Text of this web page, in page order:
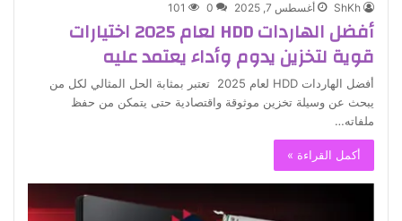
ShKh أغسطس 7, 2025 0
101
أفضل الهاردات HDD لعام 2025 اختيارات
قوية لتخزين يدوم وأداء يعتمد عليه
أفضل الهاردات HDD لعام 2025 تعتبر بمثابة الحل المثالي لكل من
يبحث عن وسيلة تخزين موثوقة واقتصادية حتى يتمكن من حفظ
ملفاته…
أكمل القراءة »